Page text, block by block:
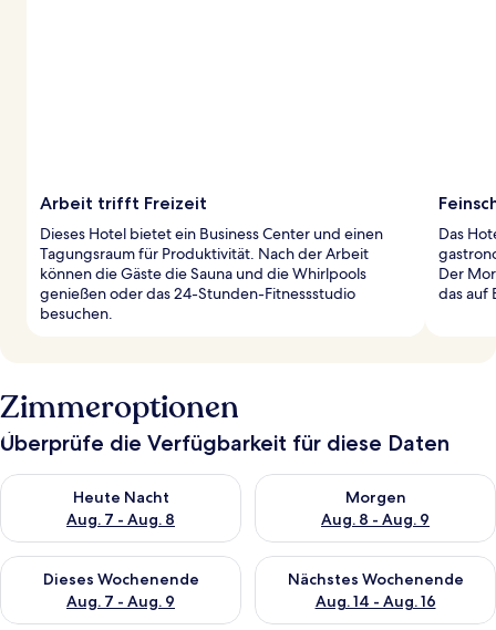
Arbeit trifft Freizeit
Dieses Hotel bietet ein Business Center und einen
Tagungsraum für Produktivität. Nach der Arbeit
können die Gäste die Sauna und die Whirlpools
genießen oder das 24-Stunden-Fitnessstudio
besuchen.
Das
Der
das auf
Zimmeroptionen
Überprüfe die Verfügbarkeit für diese Daten
Heute Nacht
Aug. 7 - Aug. 8
Überprüfe die Verfügbarkeit für heute Nacht, Aug. 7 - Aug. 8.
Morgen
Aug. 8 - Aug. 9
Überprüfe die Verfügbarkeit
Dieses Wochenende
Aug. 7 - Aug. 9
Überprüfe die Verfügbarkeit für dieses Wochenende, Aug. 7
Nächstes Wochenende
Aug. 14 - Aug. 16
Überprüfe die Verfügbarkeit